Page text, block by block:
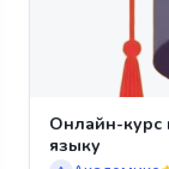
Онлайн-курс
языку